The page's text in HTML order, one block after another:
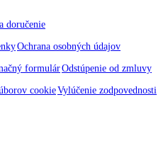
doručenie
Ochrana osobných údajov
formulárOdstúpenie od zmluvy
cookieVylúčenie zodpovednosti